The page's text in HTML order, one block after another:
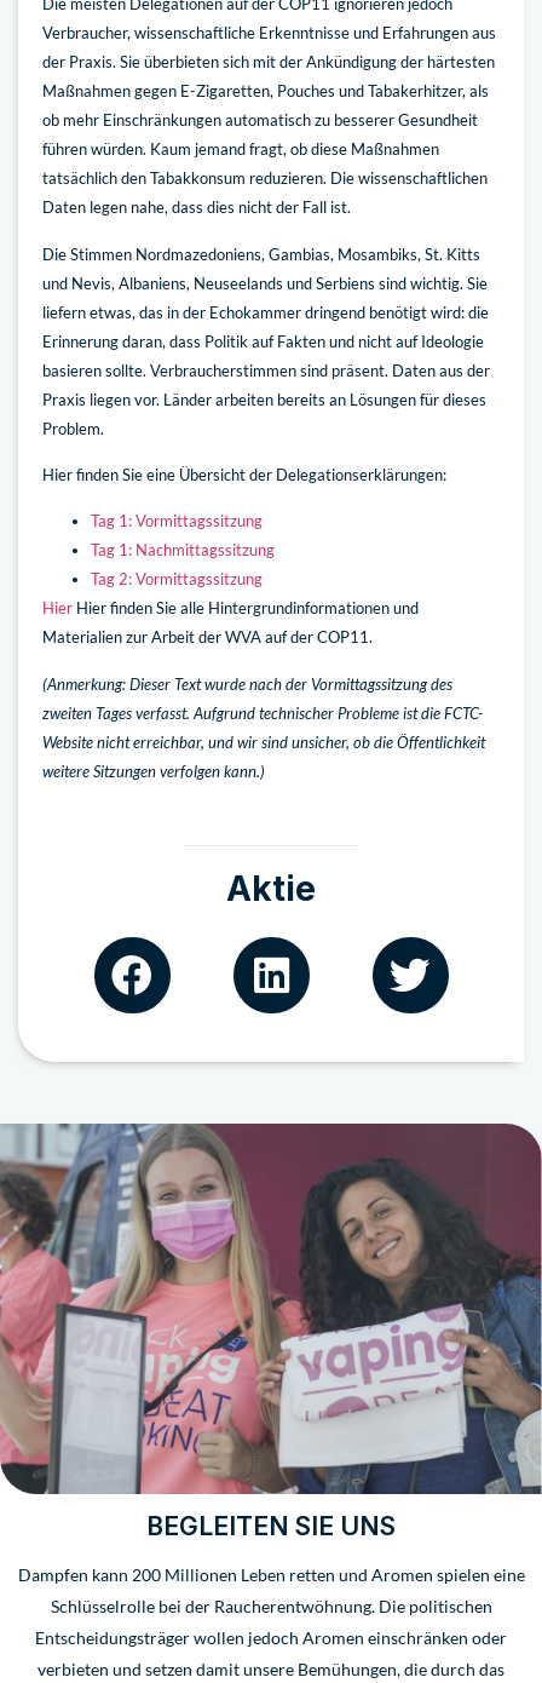
Verbraucher, wissenschaftliche Erkenntnisse und Erfahrungen aus
der Praxis. Sie überbieten sich mit der Ankündigung der härtesten
Maßnahmen gegen E-Zigaretten, Pouches und Tabakerhitzer, als
ob mehr Einschränkungen automatisch zu besserer Gesundheit
führen würden. Kaum jemand fragt, ob diese Maßnahmen
tatsächlich den Tabakkonsum reduzieren. Die wissenschaftlichen
Daten legen nahe, dass dies nicht der Fall ist.
Die Stimmen Nordmazedoniens, Gambias, Mosambiks, St. Kitts
und Nevis, Albaniens, Neuseelands und Serbiens sind wichtig. Sie
liefern etwas, das in der Echokammer dringend benötigt wird: die
Erinnerung daran, dass Politik auf Fakten und nicht auf Ideologie
basieren sollte. Verbraucherstimmen sind präsent. Daten aus der
Praxis liegen vor. Länder arbeiten bereits an Lösungen für dieses
Problem.
Hier finden Sie eine Übersicht der Delegationserklärungen:
Tag 1: Vormittagssitzung
Tag 1: Nachmittagssitzung
Tag 2: Vormittagssitzung
Hier Hier finden Sie alle Hintergrundinformationen und
Materialien zur Arbeit der WVA auf der COP11.
(Anmerkung: Dieser Text wurde nach der Vormittagssitzung des
zweiten Tages verfasst. Aufgrund technischer Probleme ist die FCTC-
Website nicht erreichbar, und wir sind unsicher, ob die Öffentlichkeit
weitere Sitzungen verfolgen kann.)
Aktie
BEGLEITEN SIE UNS
Dampfen kann 200 Millionen Leben retten und Aromen spielen eine
Schlüsselrolle bei der Raucherentwöhnung. Die politischen
Entscheidungsträger wollen jedoch Aromen einschränken oder
verbieten und setzen damit unsere Bemühungen, die durch das